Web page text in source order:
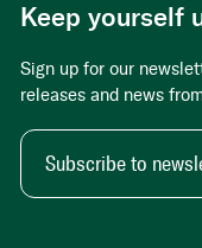
Keep yourself
Sign up for our
releases and news
Subscribe to